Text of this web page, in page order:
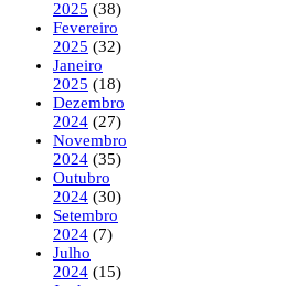
2025 (38)
Fevereiro
2025 (32)
Janeiro
2025 (18)
Dezembro
2024 (27)
Novembro
2024 (35)
Outubro
2024 (30)
Setembro
2024 (7)
Julho
2024 (15)